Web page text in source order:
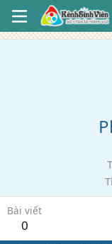
Bài viết
0